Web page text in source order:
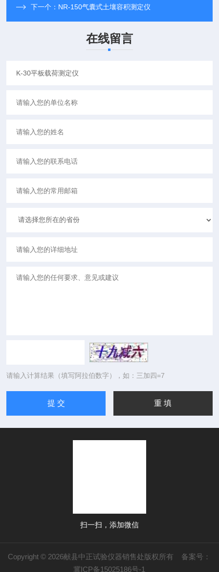
下一个： NR-150气囊式土壤容积测定仪
在线留言
请输入计算结果（填写阿拉伯数字），如：三加四=7
扫一扫，添加微信
Copyright © 2026献县中正试验仪器销售处版权所有 备案号：
冀ICP备15025186号-1